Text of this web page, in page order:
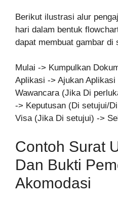
Berikut ilustrasi alur
hari dalam bentuk
dapat membuat gambar di
Mulai -> Kumpulkan
Aplikasi -> Ajukan
Wawancara (Jika Di
-> Keputusan (Di setujui/
Visa (Jika Di setujui) ->
Contoh Surat
Dan Bukti
Akomodasi